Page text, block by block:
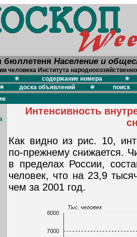
бюллетеня Население и
человека Института
содержание номера
доска объявлений поиск
Интенсивность
Как видно из рис. 10,
по-прежнему снижается.
в пределах России,
человек, что на 23,9
чем за 2001 год.